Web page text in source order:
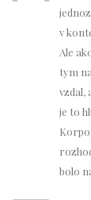
v
Ale
tym
vzdal,
je to
bolo